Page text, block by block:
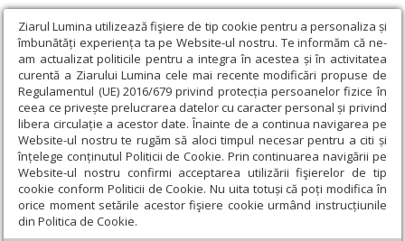
Ziarul Lumina utilizează fişiere de tip cookie pentru a personaliza și
îmbunătăți experiența ta pe Website-ul nostru. Te informăm că ne-
am actualizat politicile pentru a integra în acestea și în activitatea
curentă a Ziarului Lumina cele mai recente modificări propuse de
Regulamentul (UE) 2016/679 privind protecția persoanelor fizice în
ceea ce privește prelucrarea datelor cu caracter personal și privind
libera circulație a acestor date. Înainte de a continua navigarea pe
Website-ul nostru te rugăm să aloci timpul necesar pentru a citi și
înțelege conținutul Politicii de Cookie. Prin continuarea navigării pe
Website-ul nostru confirmi acceptarea utilizării fişierelor de tip
cookie conform Politicii de Cookie. Nu uita totuși că poți modifica în
orice moment setările acestor fişiere cookie urmând instrucțiunile
din Politica de Cookie.
Ziarul Lumina › Actualitate religioasă › Știri › Proiectul „Medici
români în Europa (II)” a ajuns la final
Proiectul „Medici români în Europa (II)” a
ajuns la final